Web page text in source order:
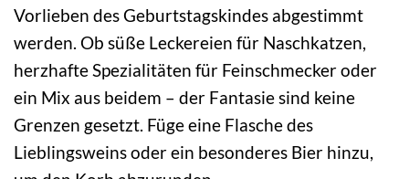
Vorlieben des Geburtstagskindes abgestimmt
werden. Ob süße Leckereien für Naschkatzen,
herzhafte Spezialitäten für Feinschmecker oder
ein Mix aus beidem – der Fantasie sind keine
Grenzen gesetzt. Füge eine Flasche des
Lieblingsweins oder ein besonderes Bier hinzu,